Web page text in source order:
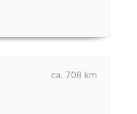
ca. 708 km